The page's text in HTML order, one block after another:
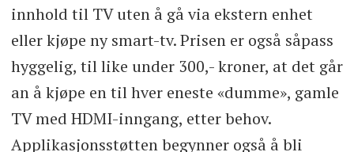
innhold til TV uten å gå via ekstern enhet
eller kjøpe ny smart-tv. Prisen er også såpass
hyggelig, til like under 300,- kroner, at det går
an å kjøpe en til hver eneste «dumme», gamle
TV med HDMI-inngang, etter behov.
Applikasjonsstøtten begynner også å bli